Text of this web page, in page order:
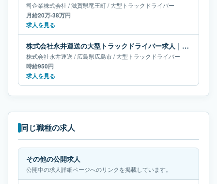
司企業株式会社 /滋賀県竜王町/大型トラックドライバー
月給20万-38万円
求人を見る
株式会社永井運送の大型トラックドライバー求人｜広島県広島市
株式会社永井運送 /広島県広島市/大型トラックドライバー
時給950円
求人を見る
同じ職種の求人
その他の公開求人
公開中の求人詳細ページへのリンクを掲載しています。